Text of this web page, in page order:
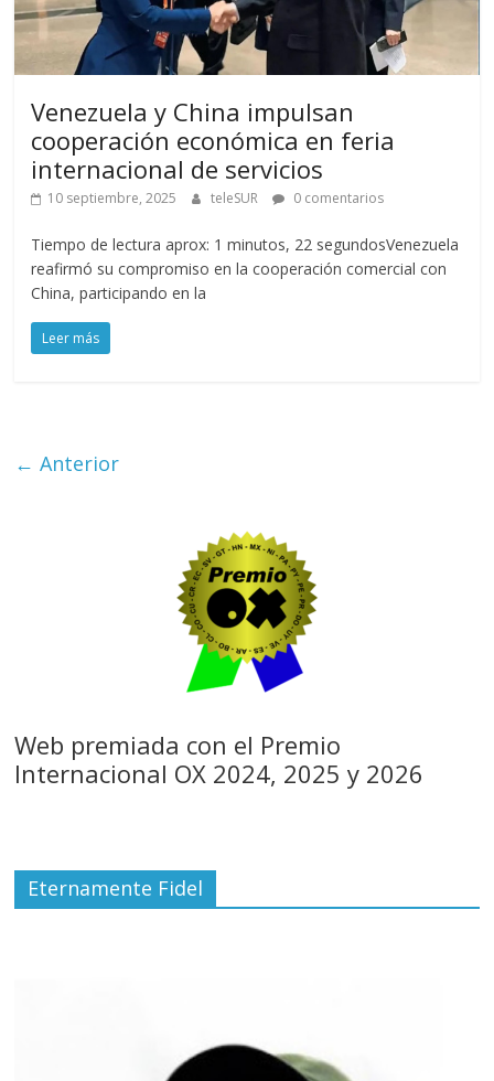
Venezuela y China impulsan
cooperación económica en feria
internacional de servicios
10 septiembre, 2025 teleSUR 0 comentarios
Tiempo de lectura aprox: 1 minutos, 22 segundosVenezuela
reafirmó su compromiso en la cooperación comercial con
China, participando en la
Leer más
← Anterior
Web premiada con el Premio
Internacional OX 2024, 2025 y 2026
Eternamente Fidel